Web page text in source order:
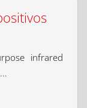
infrared